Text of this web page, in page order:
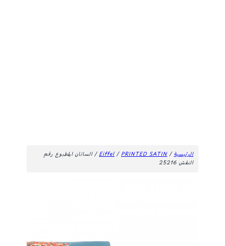
الرئيسية/
Eiffel /PRINTED SATIN
/ الساتان المطبوع رقم
النقش 25216